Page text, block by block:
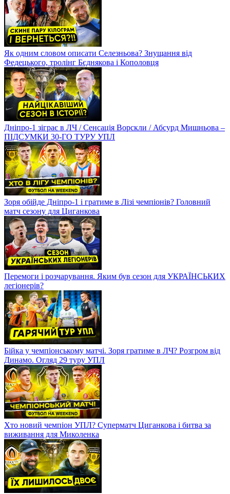
Як одним словом описати Селезньова? Знущання від
Федецького, тролінг Бєднякова і Кополовця
Дніпро-1 зіграє в ЛЧ / Сенсація Ворскли / Абсурд Мишньова –
ПІДСУМКИ 30-ГО ТУРУ УПЛ
Зоря обійде Дніпро-1 і гратиме в Лізі чемпіонів? Головний
матч сезону для Циганкова
Перемоги і розчарування. Яким був сезон для УКРАЇНСЬКИХ
легіонерів?
Бійка у чемпіонському матчі. Зоря гратиме в ЛЧ? Розгром від
Динамо. Огляд 29 туру УПЛ
Хто новий чемпіон УПЛ? Суперматч Циганкова і битва за
виживання для Миколенка